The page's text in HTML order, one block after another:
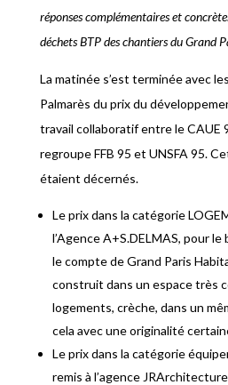
réponses complémentaires et
déchets BTP des chantiers du Grand
La matinée s’est terminée avec
Palmarès du prix du
travail collaboratif entre le CAUE
regroupe FFB 95 et UNSFA 95.
étaient décernés.
Le prix dans la catégorie
l’Agence A+S.DELMAS, pour
le compte de Grand Paris
construit dans un espace très
logements, crèche, dans un
cela avec une originalité
Le prix dans la catégorie
remis à l’agence